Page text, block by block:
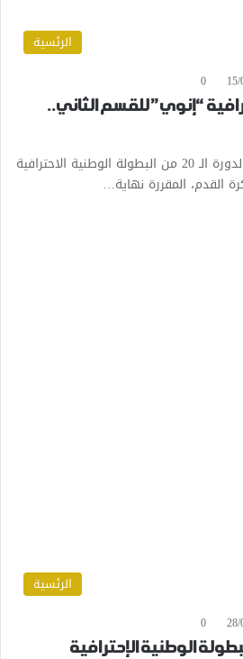
الرئسية
0
“إنوي” للقسم الثاني..
في ما يلي برنامج مباريات الدورة الـ 20 من البطولة الوطنية الاحترافية
القدم، المقررة نهاية…
الرئسية
0
الـ4 من البطولة الوطنية الإحترافية